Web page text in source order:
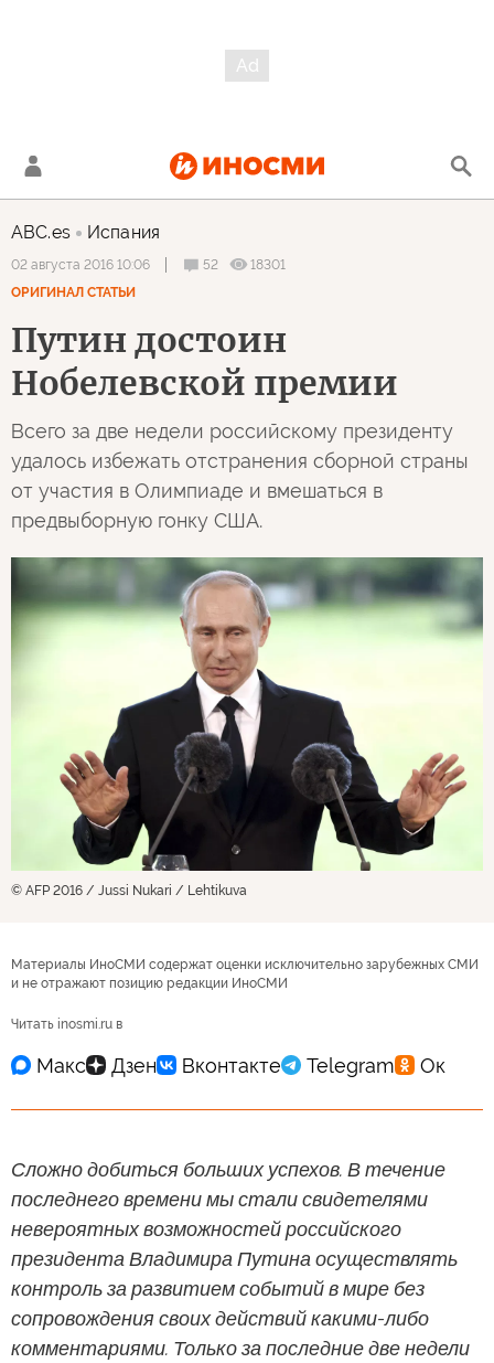
ABC.es Испания
02 августа 2016 10:06 52
18301
ОРИГИНАЛ СТАТЬИ
Путин достоин
Нобелевской премии
Всего за две недели российскому президенту
удалось избежать отстранения сборной страны
от участия в Олимпиаде и вмешаться в
предвыборную гонку США.
© AFP 2016 / Jussi Nukari / Lehtikuva
Материалы ИноСМИ содержат оценки исключительно зарубежных СМИ
и не отражают позицию редакции ИноСМИ
Читать inosmi.ru в
Сложно добиться больших успехов. В течение
последнего времени мы стали свидетелями
невероятных возможностей российского
президента Владимира Путина осуществлять
контроль за развитием событий в мире без
сопровождения своих действий какими-либо
комментариями. Только за последние две недели